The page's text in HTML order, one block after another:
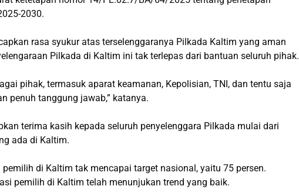
2030.
rasa syukur atas terselenggaranya Pilkada Kaltim yang aman
Pilkada di Kaltim ini tak terlepas dari bantuan seluruh pihak.
pihak, termasuk aparat keamanan, Kepolisian, TNI, dan tentu saja
penuh tanggung jawab,” katanya.
terima kasih kepada seluruh penyelenggara Pilkada mulai dari
ada di Kaltim.
di Kaltim tak mencapai target nasional, yaitu 75 persen.
pemilih di Kaltim telah menunjukan trend yang baik.